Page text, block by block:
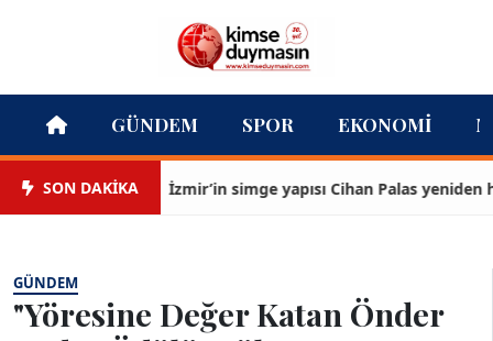
GÜNDEM SPOR EKONOMI
SON DAKİKAİzmir’in simge yapısı Cihan Palas yeniden
GÜNDEM
"Yöresine Değer Katan Önder